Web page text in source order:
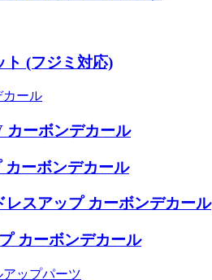
ト (フジミ対応)
カール
カーボンデカール
カーボンデカール
レスアップ カーボンデカール
カーボンデカール
ップパーツ